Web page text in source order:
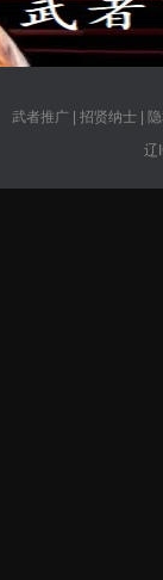
武者推广| 招贤纳士|
辽